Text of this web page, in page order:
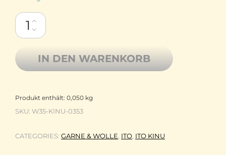
ITO Kinu reine Bouretteseide0 353 Pine Soap Menge
IN DEN WARENKORB
Produkt enthält: 0,050 kg
SKU: W35-KINU-0353
CATEGORIES: GARNE & WOLLE ITO ITO KINU